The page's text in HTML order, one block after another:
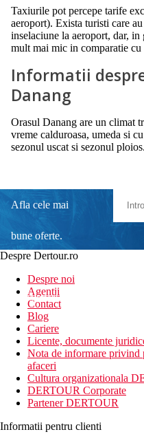
Taxiurile pot percepe tarife
aeroport). Exista turisti care
inselaciune la aeroport, dar,
mult mai mic in comparatie cu
Informatii
Danang
Orasul Danang are un climat
vreme calduroasa, umeda si
sezonul uscat si sezonul ploios.
Afla cele mai
bune oferte.
newsletter!
Despre Dertour.ro
Despre noi
Agentii
Contact
Blog
Cariere
Licente, documente
Nota de informare privind
afaceri
Cultura organizationala
DERTOUR Corporate
Partener DERTOUR
Informatii pentru clienti